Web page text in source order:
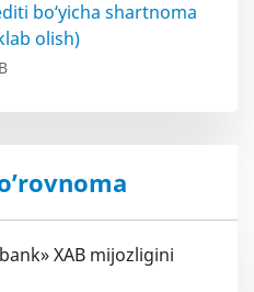
bo‘yicha shartnoma
olish)
XAB mijozligini